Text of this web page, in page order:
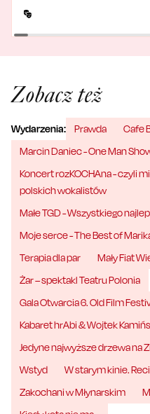
Zobacz też
Wydarzenia: Prawda
Cafe
Marcin Daniec - One Man
Koncert rozKOCHAna - czyli
polskich wokalistów
Małe TGD - Wszystkiego
Moje serce - The Best of
Terapia dla par
Mały Fiat
Żar – spektakl Teatru Polonia
Gala Otwarcia 6. Old Film
Kabaret hrAbi & Wojtek
Jedyne najwyższe drzewa na
Wstyd
W starym kinie.
Zakochani w Młynarskim